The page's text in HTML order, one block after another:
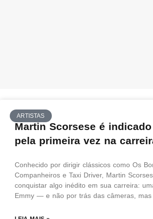
ARTISTAS
Martin Scorsese é
pela primeira vez na
Conhecido por dirigir clássicos como Os
Companheiros e Taxi Driver, Martin
conquistar algo inédito em sua carreira:
Emmy — e não por trás das câmeras, mas